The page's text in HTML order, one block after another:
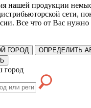
нашей продукции
сети,
Все что от Вас нужно
ГОРОД
ОПРЕДЕЛИТЬ
город